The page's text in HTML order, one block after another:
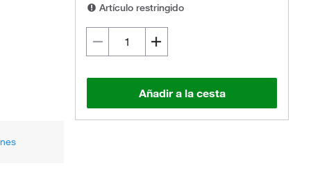
Artículo restringido
Añadir a la cesta